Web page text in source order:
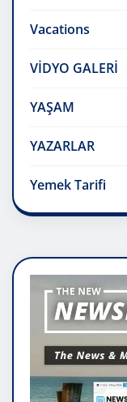
Vacations
VİDYO GALERİ
YAŞAM
YAZARLAR
Yemek Tarifi